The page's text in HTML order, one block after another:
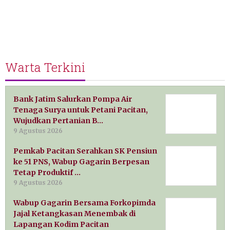
Warta Terkini
Bank Jatim Salurkan Pompa Air
Tenaga Surya untuk Petani Pacitan,
Wujudkan Pertanian B…
9 Agustus 2026
Pemkab Pacitan Serahkan SK Pensiun
ke 51 PNS, Wabup Gagarin Berpesan
Tetap Produktif …
9 Agustus 2026
Wabup Gagarin Bersama Forkopimda
Jajal Ketangkasan Menembak di
Lapangan Kodim Pacitan